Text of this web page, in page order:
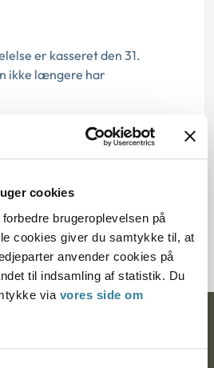
cookies
brugeroplevelsen på
cookies giver du samtykke til, at
anvender cookies på
til indsamling af statistik. Du
via vores side om
er kasseret den 31.
ikke længere har